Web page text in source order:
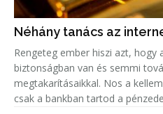
Néhány tanács az
Rengeteg ember hiszi azt, hogy
biztonságban van és semmi
megtakarításaikkal. Nos a
csak a bankban tartod a